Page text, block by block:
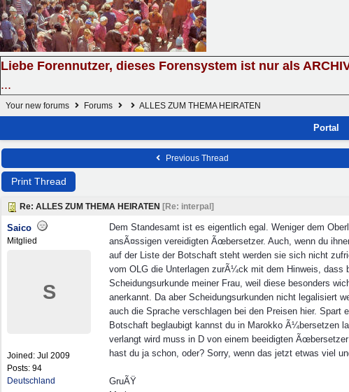
Liebe Forennutzer, dieses Forensystem ist nur als
...
Your new forums Forums ALLES ZUM THEMA HEIRATEN
Portal
Previous Thread
Print Thread
Re: ALLES ZUM THEMA HEIRATEN [Re: interpal ]
Saico
Mitglied
S
Joined: Jul 2009
Posts: 94
Deutschland
Dem Standesamt ist es eigentlich egal. Weniger dem
ansÃ¤ssigen vereidigten Ãœbersetzer. Auch, wenn du
auf der Liste der Botschaft steht werden sie sich nicht
vom OLG die Unterlagen zurÃ¼ck mit dem Hinweis,
Scheidungsurkunde meiner Frau, weil diese besonders
anerkannt. Da aber Scheidungsurkunden nicht legalisiert
auch die Sprache verschlagen bei den Preisen hier.
Botschaft beglaubigt kannst du in Marokko Ã¼bersetzen
verlangt wird muss in D von einem beeidigten
hast du ja schon, oder? Sorry, wenn das jetzt etwas viel
GruÃŸ